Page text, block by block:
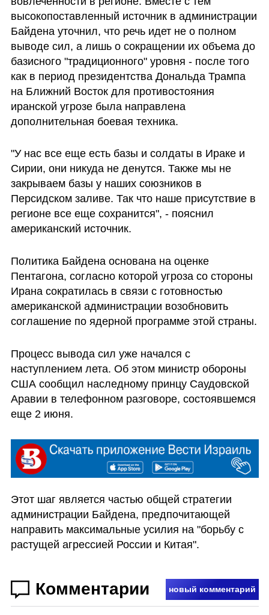
высокопоставленный источник в администрации
Байдена уточнил, что речь идет не о полном
выводе сил, а лишь о сокращении их объема до
базисного "традиционного" уровня - после того
как в период президентства Дональда Трампа
на Ближний Восток для противостояния
иранской угрозе была направлена
дополнительная боевая техника.
"У нас все еще есть базы и солдаты в Ираке и
Сирии, они никуда не денутся. Также мы не
закрываем базы у наших союзников в
Персидском заливе. Так что наше присутствие в
регионе все еще сохранится", - пояснил
американский источник.
Политика Байдена основана на оценке
Пентагона, согласно которой угроза со стороны
Ирана сократилась в связи с готовностью
американской администрации возобновить
Процесс вывода сил уже начался с
наступлением лета. Об этом министр обороны
США сообщил наследному принцу Саудовской
Аравии в телефонном разговоре, состоявшемся
еще 2 июня.
Этот шаг является частью общей стратегии
администрации Байдена, предпочитающей
направить максимальные усилия на "борьбу с
растущей агрессией России и Китая".
Комментарии новый комментарий